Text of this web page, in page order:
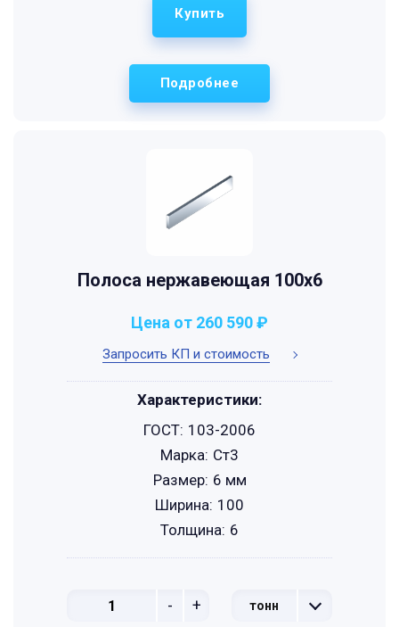
Подробнее
Купить
Полоса нержавеющая 100х6
Запросить КП и стоимость
Цена от 260 590 ₽
- + тонн
Характеристики:
ГОСТ: 103-2006
Марка: Ст3
Размер: 6 мм
Ширина: 100
Толщина: 6